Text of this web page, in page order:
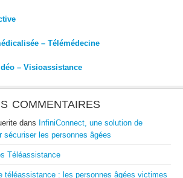
– Télémédecine
– Visioassistance
COMMENTAIRES
dans InfiniConnect, une solution de
sécuriser les personnes âgées
Téléassistance
téléassistance : les personnes âgées victimes